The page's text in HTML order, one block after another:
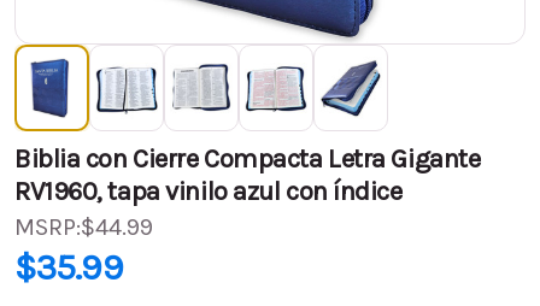
Biblia con Cierre Compacta Letra Gigante
RV1960, tapa vinilo azul con índice
PVP:$44.99
$35.99
(Ahorra $9.00
MSRP:$44.99
$35.99